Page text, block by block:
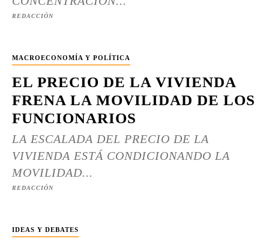
REDACCIÓN
MACROECONOMÍA Y POLÍTICA
EL PRECIO DE LA VIVIENDA
FRENA LA MOVILIDAD DE LOS
FUNCIONARIOS
LA ESCALADA DEL PRECIO DE LA
VIVIENDA ESTÁ CONDICIONANDO LA
MOVILIDAD...
REDACCIÓN
IDEAS Y DEBATES